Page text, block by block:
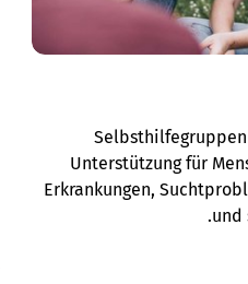
Unterstützung für
Erkrankungen,
und